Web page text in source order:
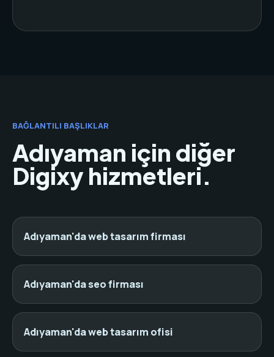
BAĞLANTILI BAŞLIKLAR
Adıyaman için diğer
Digixy hizmetleri.
Adıyaman'da web tasarım firması
Adıyaman'da seo firması
Adıyaman'da web tasarım ofisi